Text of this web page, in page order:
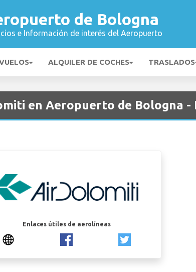
de Bologna
e Información de interés del Aeropuerto
ALQUILER DE COCHES TRASLADOS
en Aeropuerto de Bologna -
Enlaces útiles de aerolíneas